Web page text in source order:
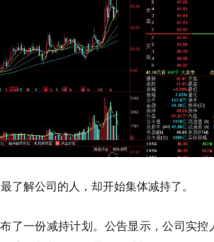
了解公司的人，却开始集体减持了。
一份减持计划。公告显示，公司实控